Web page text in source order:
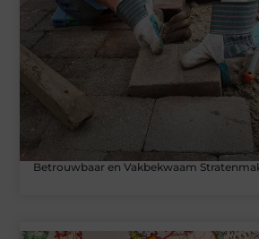
Betrouwbaar en Vakbekwaam